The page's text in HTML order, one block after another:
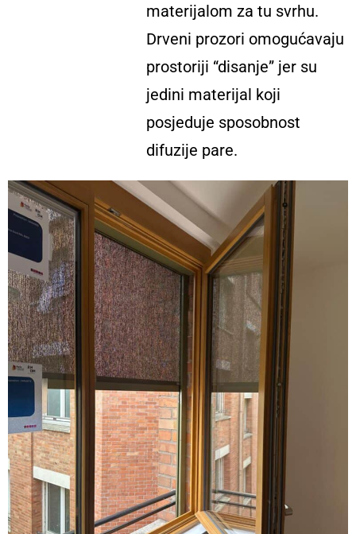
materijalom za tu svrhu.
Drveni prozori omogućavaju
prostoriji “disanje” jer su
jedini materijal koji
posjeduje sposobnost
difuzije pare.